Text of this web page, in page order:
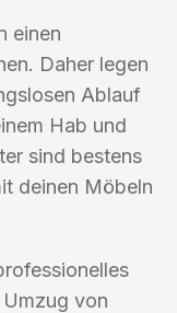
einen
Daher legen
Ablauf
Hab und
sind bestens
deinen Möbeln
von